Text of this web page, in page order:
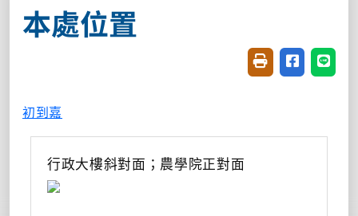
本處位置
友善列印(開新視
分享至臉書
分享
初到嘉
行政大樓斜對面；農學院正對面